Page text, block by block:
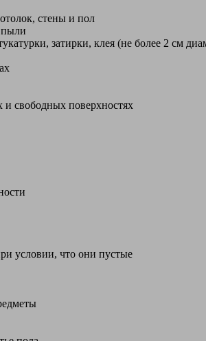
стены и пол
пыли
затирки, клея (не более 2 см
свободных поверхностях
условии, что они пустые